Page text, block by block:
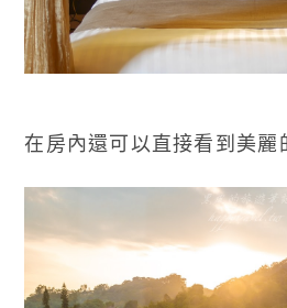
在房內還可以直接看到美麗